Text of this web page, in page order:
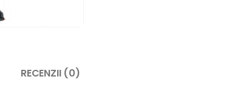
RECENZII (0)